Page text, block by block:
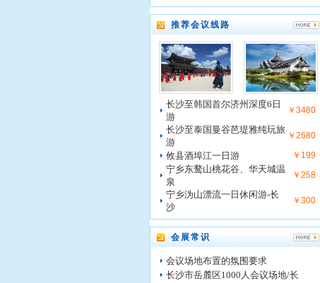
推荐会议线路
长沙至韩国首尔济州深度6日
游
￥3480
长沙至泰国曼谷芭堤雅纯玩旅
游
￥2680
攸县酒埠江一日游 ￥199
宁乡东鹜山桃花谷、华天城温
泉
￥258
宁乡沩山漂流一日休闲游-长
沙
￥300
会展常识
会议场地布置的氛围要求
长沙市岳麓区1000人会议场地/长